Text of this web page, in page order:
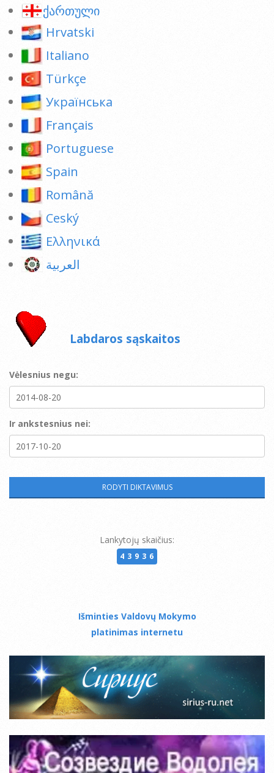
ქართული
Hrvatski
Italiano
Türkçe
Українська
Français
Portuguese
Spain
Română
Ceský
Ελληνικά
العربية
Labdaros sąskaitos
Vėlesnius negu:
Ir ankstesnius nei:
Lankytojų skaičius:
43936
Išminties Valdovų Mokymo
platinimas internetu